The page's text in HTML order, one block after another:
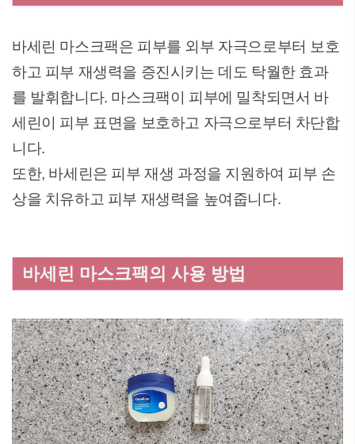
바세린 마스크팩은 피부를 외부 자극으로부터 보호
하고 피부 재생력을 증진시키는 데도 탁월한 효과
를 발휘합니다. 마스크팩이 피부에 밀착되면서 바
세린이 피부 표면을 보호하고 자극으로부터 차단합
니다.
또한, 바세린은 피부 재생 과정을 지원하여 피부 손
상을 치유하고 피부 재생력을 높여줍니다.
바세린 마스크팩의 사용 방법